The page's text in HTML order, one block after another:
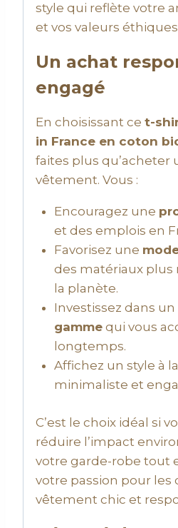
style qui reflète votre
et vos valeurs
Un achat
engagé
En choisissant ce t-
in France en coton
faites plus qu’acheter
vêtement. Vous :
Encouragez une
et des emplois en
Favorisez une
des matériaux plus
la planète.
Investissez dans un
gammequi vous
longtemps.
Affichez un style à
minimaliste et
C’est le choix idéal si
réduire l’impact
votre garde-robe tout
votre passion pour les
vêtement chic et